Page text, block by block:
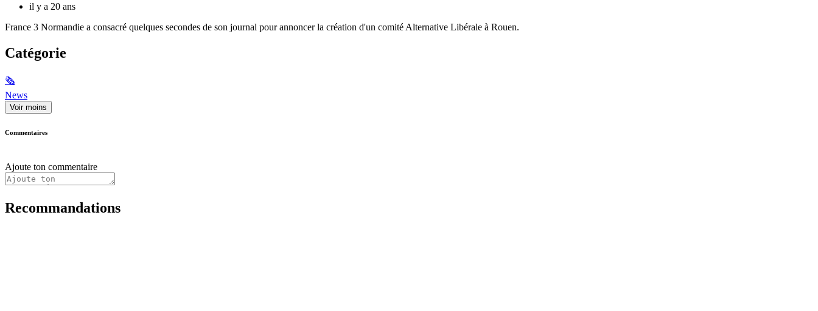
il y a 20 ans
France 3 Normandie a consacré quelques secondes de son journal pour annoncer la création d'un comité Alternative Libérale à Rouen.
Catégorie
🗞
News
Voir moins
Commentaires
Ajoute ton commentaire
Recommandations